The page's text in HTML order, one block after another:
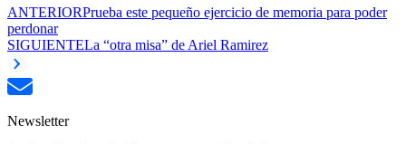
ANTERIORPrueba este pequeño ejercicio de memoria para poder
perdonar
SIGUIENTELa “otra misa” de Ariel Ramirez
Newsletter